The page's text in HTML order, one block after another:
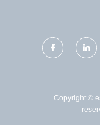
Copyright ©